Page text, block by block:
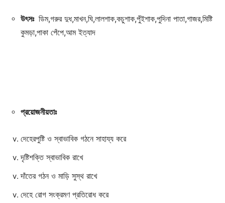
উৎসঃ ডিম,গরুর দুধ,মাখন,ঘি,লালশাক,কচুশাক,পুঁইশাক,পুদিনা পাতা,গাজর,মিষ্টি
কুমড়া,পাকা পেঁপে,আম ইত্যাদ
প্রয়োজনীয়তাঃ
দেহেরপুষ্টি ও স্বাভাবিক গঠনে সাহায্য করে
দৃষ্টিশক্তি স্বাভাবিক রাখে
দাঁতের গঠন ও মাড়ি সুস্থ রাখে
দেহে রোগ সংক্রমণ প্রতিরোধ করে